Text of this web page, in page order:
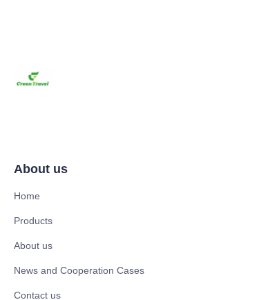
About us
Home
Products
About us
News and Cooperation Cases
Contact us